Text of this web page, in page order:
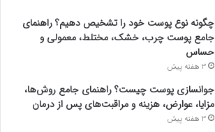
چگونه نوع پوست خود را تشخیص دهیم؟ راهنمای
جامع پوست چرب، خشک، مختلط، معمولی و
حساس
3 هفته پیش
جوانسازی پوست چیست؟ راهنمای جامع روش‌ها،
مزایا، عوارض، هزینه و مراقبت‌های پس از درمان
3 هفته پیش